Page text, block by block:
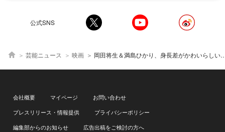
公式SNS
芸能ニュース 映画 岡田将生＆満島ひかり、身長差がかわいらしい…笑顔満載ショットに「愛おしい」「ふたりが好きです」の声＜ラストマイ
会社概要 マイページ
お問い合わせ
プレスリリース・情報提供
プライバシーポリシー
編集部からのお知らせ
広告出稿をご検討の方へ